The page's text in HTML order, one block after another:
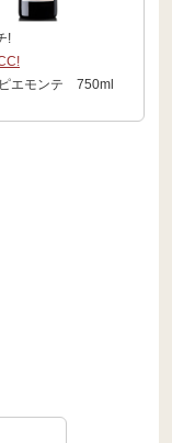
!
ピエモンテ 750ml